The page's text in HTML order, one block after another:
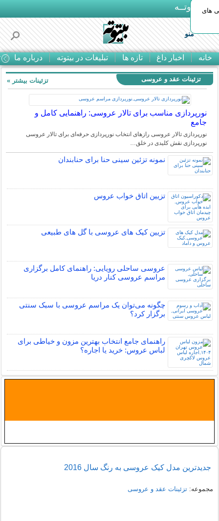
بـیتوتــه
منو
خانه اخبار داغ تازه ها تبلیغات در بیتوته درباره ما
های
تزئینات عقد و عروسی
نورپردازی مناسب برای تالار عروسی: راهنمایی کامل و
جامع
نورپردازی تالار عروسی رازهای انتخاب نورپردازی حرفه‌ای برای تالار عروسی
نورپردازی نقش کلیدی در خلق…
نمونه تزئین سینی حنا برای حنابندان
تزیین اتاق خواب عروس
تزیین کیک های عروسی با گل های طبیعی
عروسی ساحلی رویایی: راهنمای کامل برگزاری
مراسم عروسی کنار دریا
چگونه می‌توان یک مراسم عروسی با سبک سنتی
برگزار کرد؟
راهنمای جامع انتخاب بهترین مزون و خیاطی برای
لباس عروس: خرید یا اجاره؟
تزئینات بیشتر »
جدیدترین مدل کیک عروسی به رنگ سال 2016
مجموعه:تزئینات عقد و عروسی